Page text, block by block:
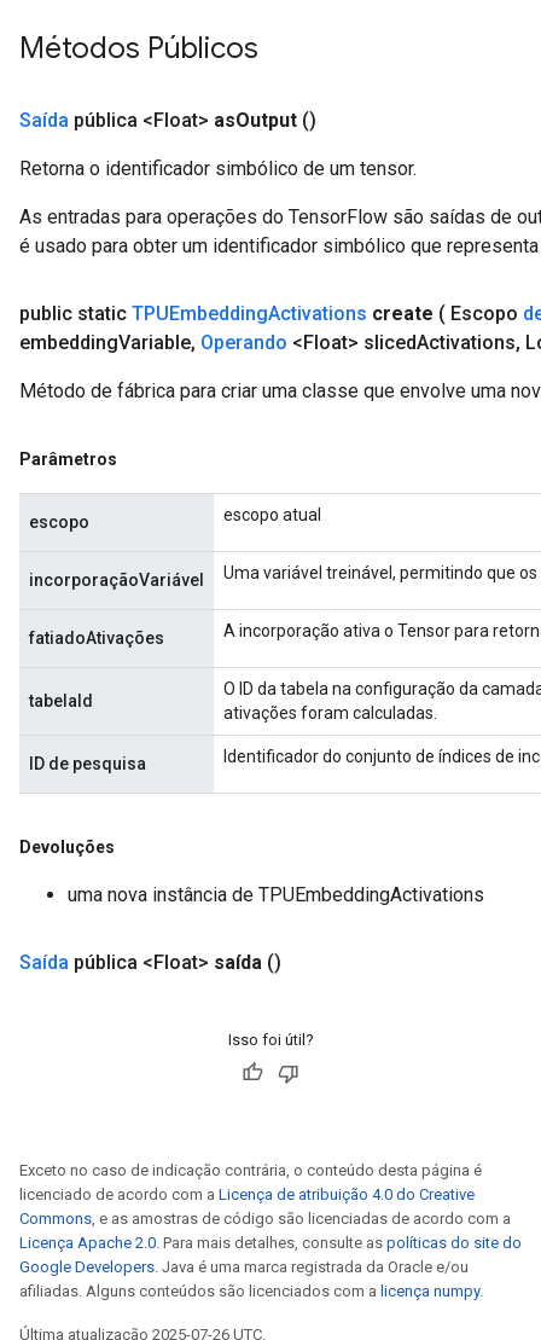
Métodos Públicos
Saída pública <Float> asOutput ()
Retorna o identificador simbólico de um tensor.
As entradas para operações do TensorFlow são saídas de
é usado para obter um identificador simbólico que
public static TPUEmbeddingActivations create ( Escopo
embeddingVariable, Operando <Float> slicedActivations,
Método de fábrica para criar uma classe que envolve uma
Parâmetros
escopo escopo atual
incorporaçãoVariável Uma variável treinável, permitindo que
fatiadoAtivações A incorporação ativa o Tensor para
tabelaId
O ID da tabela na configuração da
ativações foram calculadas.
ID de pesquisa Identificador do conjunto de índices de
Devoluções
uma nova instância de TPUEmbeddingActivations
Saída pública <Float> saída ()
Isso foi útil?
Exceto no caso de indicação contrária, o conteúdo desta página é
licenciado de acordo com a Licença de atribuição 4.0 do Creative
Commons, e as amostras de código são licenciadas de acordo com a
Licença Apache 2.0. Para mais detalhes, consulte as políticas do site do
Google Developers. Java é uma marca registrada da Oracle e/ou
afiliadas. Alguns conteúdos são licenciados com a licença numpy.
Última atualização 2025-07-26 UTC.